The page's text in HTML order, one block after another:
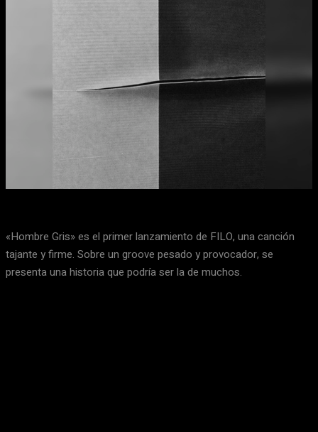
«Hombre Gris» es el primer lanzamiento de FILO, una canción
tajante y firme. Sobre un groove pesado y provocador, se
presenta una historia que podría ser la de muchos.